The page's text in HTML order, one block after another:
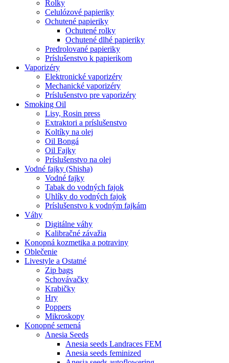
Rolky
Celulózové papieriky
Ochutené papieriky
Ochutené rolky
Ochutené dlhé papieriky
Predrolované papieriky
Príslušenstvo k papierikom
Vaporizéry
Elektronické vaporizéry
Mechanické vaporizéry
Príslušenstvo pre vaporizéry
Smoking Oil
Lisy, Rosin press
Extraktori a príslušenstvo
Koltíky na olej
Oil Bongá
Oil Fajky
Príslušenstvo na olej
Vodné fajky (Shisha)
Vodné fajky
Tabak do vodných fajok
Uhlíky do vodných fajok
Príslušenstvo k vodným fajkám
Váhy
Digitálne váhy
Kalibračné závažia
Konopná kozmetika a potraviny
Oblečenie
Livestyle a Ostatné
Zip bags
Schovávačky
Krabičky
Hry
Poppers
Mikroskopy
Konopné semená
Anesia Seeds
Anesia seeds Landraces FEM
Anesia seeds feminized